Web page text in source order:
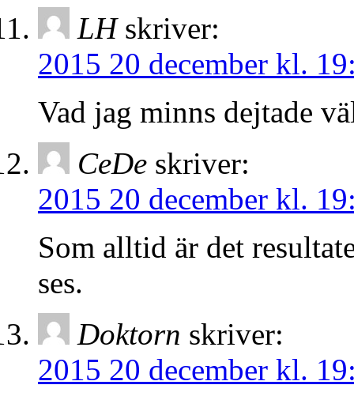
LH skriver:
2015 20 december kl.
Vad jag minns dejtade
CeDe skriver:
2015 20 december kl.
Som alltid är det
ses.
Doktorn skriver:
2015 20 december kl.